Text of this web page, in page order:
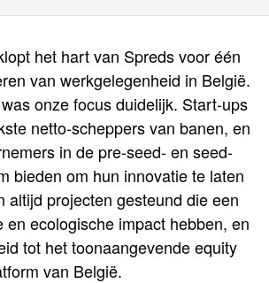
het hart van Spreds voor één
van werkgelegenheid in België.
onze focus duidelijk. Start-ups
netto-scheppers van banen, en
in de pre-seed- en seed-
bieden om hun innovatie te laten
altijd projecten gesteund die een
en ecologische impact hebben, en
tot het toonaangevende equity
van België.